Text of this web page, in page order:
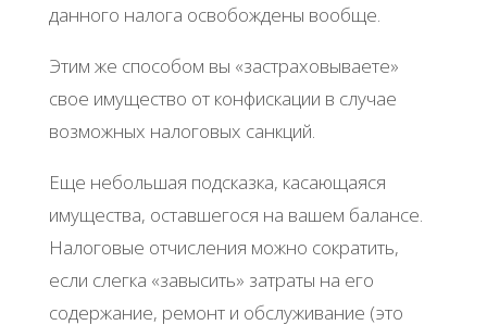
данного налога освобождены вообще.
Этим же способом вы «застраховываете»
свое имущество от конфискации в случае
возможных налоговых санкций.
Еще небольшая подсказка, касающаяся
имущества, оставшегося на вашем балансе.
Налоговые отчисления можно сократить,
если слегка «завысить» затраты на его
содержание, ремонт и обслуживание (это